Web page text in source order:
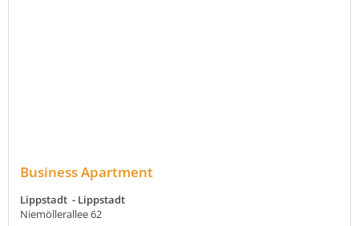
Business Apartment
Lippstadt - Lippstadt
Niemöllerallee 62